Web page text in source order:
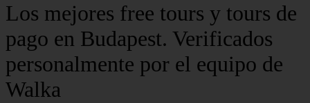
Los mejores free tours y tours de
pago en Budapest. Verificados
personalmente por el equipo de
Walka